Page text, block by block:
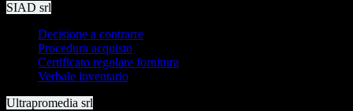
SIAD srl
Decisione a contrarre
Procedura acquisto
Certificato regolare fornitura
Verbale inventario
Ultrapromedia srl